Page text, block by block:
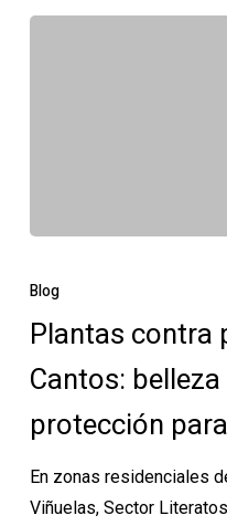
contra
en
Tres
belleza
natural
y
Blog
Plantas contra
Cantos:
protección
En zonas residenciales
Viñuelas, Sector